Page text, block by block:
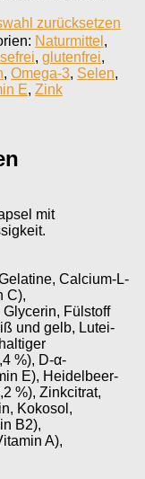
zurücksetzen
Naturmittel ,
, glutenfrei,
, Omega-3, Selen,
E, Zink
mit
Calcium-L-
C),
Fülstoff
und gelb, Lutei-
%), D-α-
E), Heidelbeer-
%), Zinkcitrat,
Kokosol,
B2),
A),